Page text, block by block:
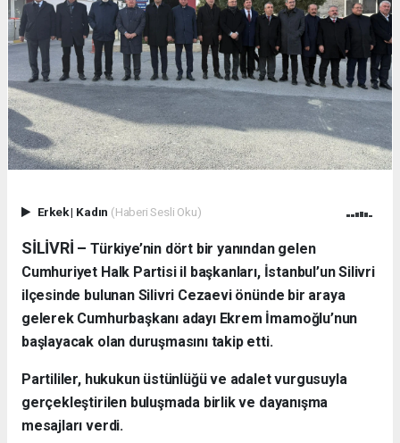
Erkek| Kadın (Haberi Sesli Oku)
SİLİVRİ – Türkiye’nin dört bir yanından gelen
Cumhuriyet Halk Partisi il başkanları, İstanbul’un Silivri
ilçesinde bulunan Silivri Cezaevi önünde bir araya
gelerek Cumhurbaşkanı adayı Ekrem İmamoğlu’nun
başlayacak olan duruşmasını takip etti.
Partililer, hukukun üstünlüğü ve adalet vurgusuyla
gerçekleştirilen buluşmada birlik ve dayanışma
mesajları verdi.